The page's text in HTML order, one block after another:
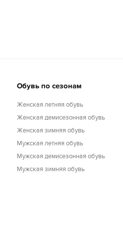
Обувь по сезонам
Женская летняя обувь
Женская демисезонная обувь
Женская зимняя обувь
Мужская летняя обувь
Мужская демисезонная обувь
Мужская зимняя обувь